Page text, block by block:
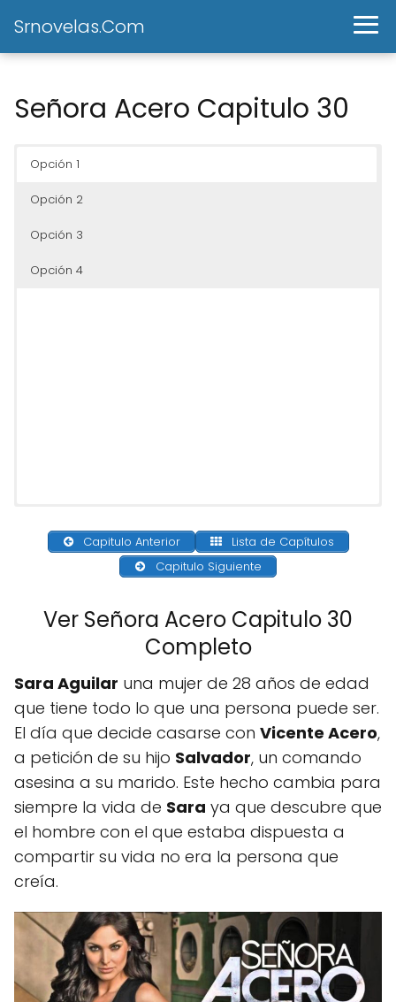
Srnovelas.Com
Señora Acero Capitulo 30
Opción 1
Opción 2
Opción 3
Opción 4
Capitulo Anterior
Lista de Capítulos
Capitulo Siguiente
Ver Señora Acero Capitulo 30
Completo
Sara Aguilar una mujer de 28 años de edad
que tiene todo lo que una persona puede ser.
El día que decide casarse con Vicente Acero,
a petición de su hijo Salvador, un comando
asesina a su marido. Este hecho cambia para
siempre la vida de Sara ya que descubre que
el hombre con el que estaba dispuesta a
compartir su vida no era la persona que
creía.